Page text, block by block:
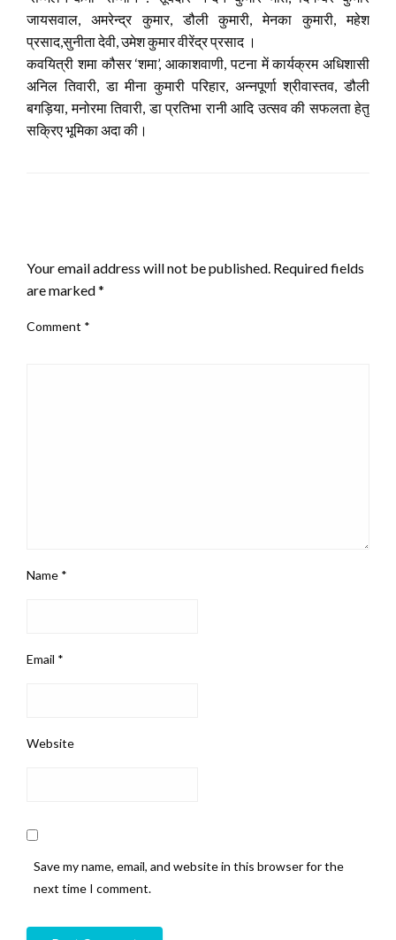
जायसवाल, अमरेन्द्र कुमार, डौली कुमारी, मेनका कुमारी, महेश
प्रसाद,सुनीता देवी, उमेश कुमार वीरेंद्र प्रसाद ।
कवयित्री शमा कौसर ‘शमा’, आकाशवाणी, पटना में कार्यक्रम अधिशासी
अनिल तिवारी, डा मीना कुमारी परिहार, अन्नपूर्णा श्रीवास्तव, डौली
बगड़िया, मनोरमा तिवारी, डा प्रतिभा रानी आदि उत्सव की सफलता हेतु
सक्रिए भूमिका अदा की।
Your email address will not be published. Required fields
are marked*
Comment *
Name *
Email *
Website
Save my name, email, and website in this browser for the
next time I comment.